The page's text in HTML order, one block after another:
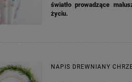
PODZIĘKOWANIE ZŁOTA
KWADRAT 10SZT
światło prowadzące
życiu.
NAPIS DREWNIANY